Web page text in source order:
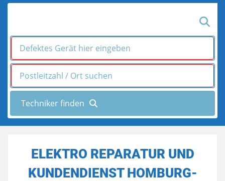
ELEKTRO REPARATUR UND
KUNDENDIENST HOMBURG-